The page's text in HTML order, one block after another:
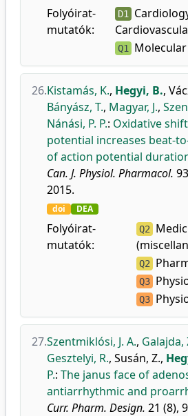
Folyóirat-
mutatók:
D1
Q1 Molecular
26.Kistamás, K., Hegyi, B.,
Bányász, T., Magyar, J.,
Nánási, P. P.: Oxidative
potential increases beat-
of action potential
Can. J. Physiol. Pharmacol.
2015.
doi DEA
Folyóirat-
mutatók:
Q2
Q2
Q3
Q3
27.Szentmiklósi, J. A., Galajda,
Gesztelyi, R., Susán, Z.,
P.: The janus face of
antiarrhythmic and
Curr. Pharm. Design. 21 (8),